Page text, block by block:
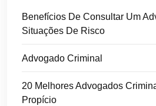
Benefícios De Consultar Um
Situações De Risco
Advogado Criminal
20 Melhores Advogados
Propício